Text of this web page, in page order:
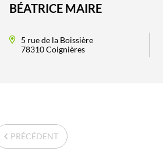
BÉATRICE MAIRE
5 rue de la Boissière
78310 Coignières
PRÉCÉDENT